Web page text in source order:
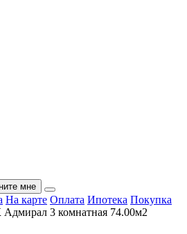
мне
На карте Оплата Ипотека Покупка
3 комнатная 74.00м2